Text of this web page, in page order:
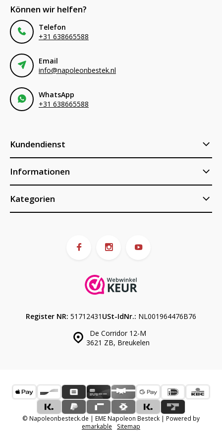
Können wir helfen?
Telefon
+31 638665588
Email
info@napoleonbestek.nl
WhatsApp
+31 638665588
Kundendienst
Informationen
Kategorien
De Corridor 12-M
3621 ZB, Breukelen
Register NR: 51712431 USt-IdNr.: NL001964476B76
© Napoleonbesteck.de | EME Napoleon Besteck | Powered by
emarkable
Sitemap